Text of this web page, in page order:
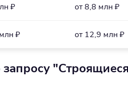
₽ от 8,8 млн ₽
₽ от 12,9 млн ₽